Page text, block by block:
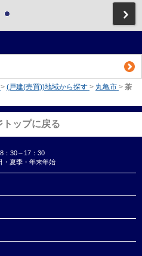
> (戸建(売買))地域から探す > 丸亀市 > 茶
トップに戻る
：30～17：30
・夏季・年末年始